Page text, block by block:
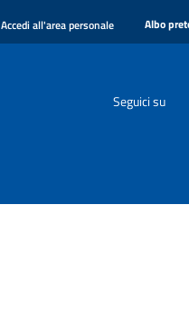
Accedi all'area personale Albo
Seguici su